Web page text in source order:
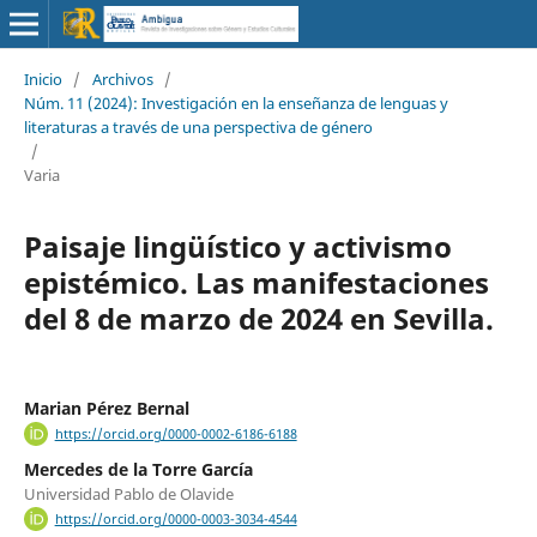
Inicio / Archivos /
Núm. 11 (2024): Investigación en la enseñanza de lenguas y
literaturas a través de una perspectiva de género
/
Varia
Paisaje lingüístico y activismo
epistémico. Las manifestaciones
del 8 de marzo de 2024 en Sevilla.
Marian Pérez Bernal
https://orcid.org/0000-0002-6186-6188
Mercedes de la Torre García
Universidad Pablo de Olavide
https://orcid.org/0000-0003-3034-4544